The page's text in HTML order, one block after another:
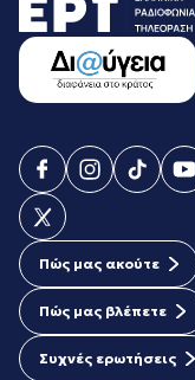
Πώς μας ακούτε
Πώς μας βλέπετε
Συχνές ερωτήσεις